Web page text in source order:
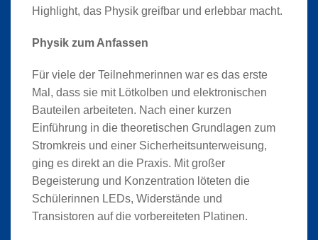
Highlight, das Physik greifbar und erlebbar macht.
Physik zum Anfassen
Für viele der Teilnehmerinnen war es das erste
Mal, dass sie mit Lötkolben und elektronischen
Bauteilen arbeiteten. Nach einer kurzen
Einführung in die theoretischen Grundlagen zum
Stromkreis und einer Sicherheitsunterweisung,
ging es direkt an die Praxis. Mit großer
Begeisterung und Konzentration löteten die
Schülerinnen LEDs, Widerstände und
Transistoren auf die vorbereiteten Platinen.